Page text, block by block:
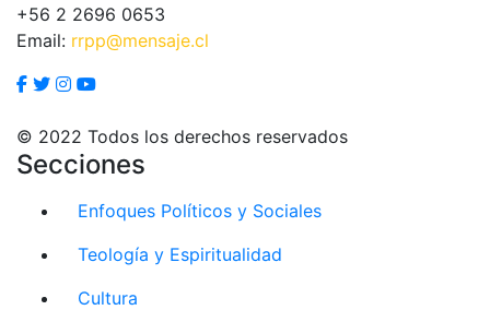
+56 2 2696 0653
Email: rrpp@mensaje.cl
© 2022 Todos los derechos reservados
Secciones
Enfoques Políticos y Sociales
Teología y Espiritualidad
Cultura